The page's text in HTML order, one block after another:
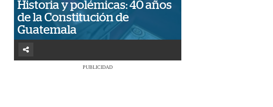
Historia y polémicas: 40 años
de la Constitución de
Guatemala
PUBLICIDAD